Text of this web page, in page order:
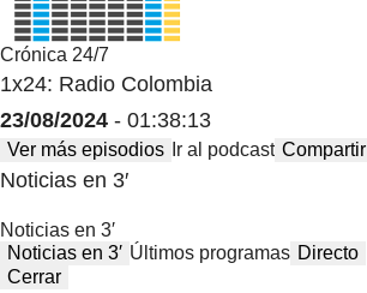
Crónica 24/7
1x24: Radio Colombia
23/08/2024 - 01:38:13
Ver más episodios Ir al podcast Compartir
Noticias en 3′
Noticias en 3′
Noticias en 3′ Últimos programas Directo
Cerrar